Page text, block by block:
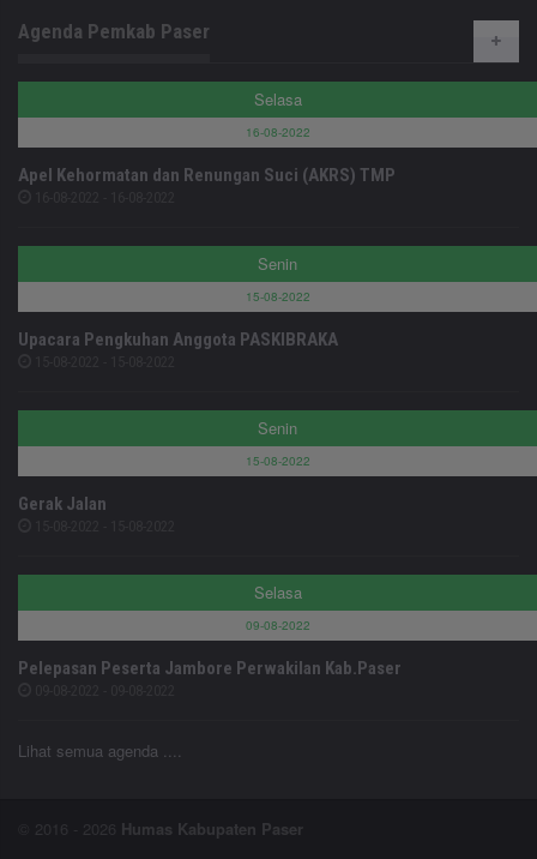
Agenda Pemkab Paser
Selasa
16-08-2022
Apel Kehormatan dan Renungan Suci (AKRS) TMP
Senin
15-08-2022
Upacara Pengkuhan Anggota PASKIBRAKA
Senin
15-08-2022
Gerak Jalan
Selasa
09-08-2022
Pelepasan Peserta Jambore Perwakilan Kab.Paser
Lihat semua agenda ....
© 2016 - 2026 Humas Kabupaten Paser